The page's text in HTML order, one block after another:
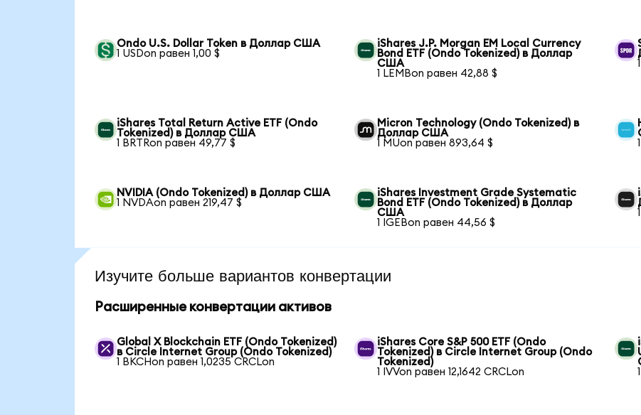
Ondo U.S. Dollar Token в Доллар США
1 USDon равен 1,00 $
iShares J.P. Morgan EM Local Currency
Bond ETF (Ondo Tokenized) в Доллар
США
1 LEMBon равен 42,88 $
iShares Total Return Active ETF (Ondo
Tokenized) в Доллар США
1 BRTRon равен 49,77 $
Micron Technology (Ondo Tokenized) в
Доллар США
1 MUon равен 893,64 $
NVIDIA (Ondo Tokenized) в Доллар США
1 NVDAon равен 219,47 $
iShares Investment Grade Systematic
Bond ETF (Ondo Tokenized) в Доллар
США
1 IGEBon равен 44,56 $
Изучите больше вариантов конвертации
Расширенные конвертации активов
Global X Blockchain ETF (Ondo Tokenized)
в Circle Internet Group (Ondo Tokenized)
1 BKCHon равен 1,0235 CRCLon
iShares Core S&P 500 ETF (Ondo
Tokenized) в Circle Internet Group (Ondo
Tokenized)
1 IVVon равен 12,1642 CRCLon